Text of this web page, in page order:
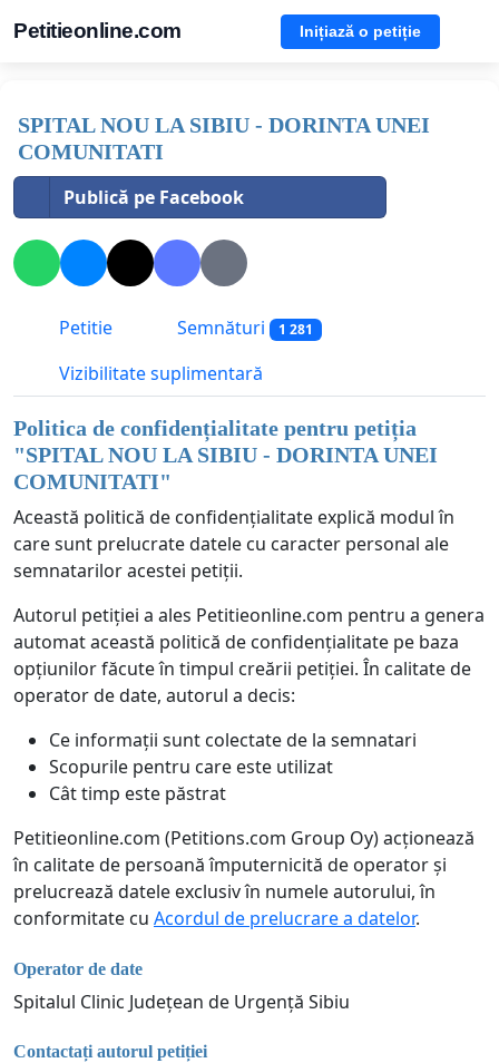
Petitieonline.com Inițiază o petiție
SPITAL NOU LA SIBIU - DORINTA UNEI
COMUNITATI
Publică pe Facebook
Petitie Semnături 1 281
Vizibilitate suplimentară
Politica de confidențialitate pentru petiția
"SPITAL NOU LA SIBIU - DORINTA UNEI
COMUNITATI"
Această politică de confidențialitate explică modul în
care sunt prelucrate datele cu caracter personal ale
semnatarilor acestei petiții.
Autorul petiției a ales Petitieonline.com pentru a genera
automat această politică de confidențialitate pe baza
opțiunilor făcute în timpul creării petiției. În calitate de
operator de date, autorul a decis:
Ce informații sunt colectate de la semnatari
Scopurile pentru care este utilizat
Cât timp este păstrat
Petitieonline.com (Petitions.com Group Oy) acționează
în calitate de persoană împuternicită de operator și
prelucrează datele exclusiv în numele autorului, în
conformitate cu Acordul de prelucrare a datelor.
Operator de date
Spitalul Clinic Județean de Urgență Sibiu
Contactați autorul petiției